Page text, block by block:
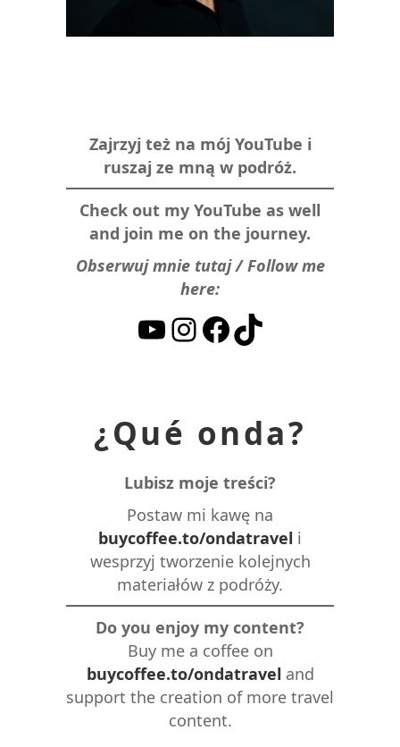
Zajrzyj też na mój YouTube i
ruszaj ze mną w podróż.
Check out my YouTube as well
and join me on the journey.
Obserwuj mnie tutaj / Follow me
here:
YouTube InstagramFacebook TikTok
¿Qué onda?
Lubisz moje treści?
Postaw mi kawę na
buycoffee.to/ondatravel i
wesprzyj tworzenie kolejnych
materiałów z podróży.
Do you enjoy my content?
Buy me a coffee on
buycoffee.to/ondatravel and
support the creation of more travel
content.